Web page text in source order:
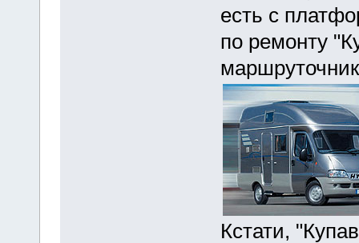
есть с
по ремонту
Кстати,